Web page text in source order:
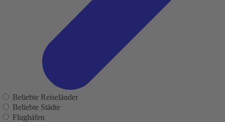
Beliebte Reiseländer
Beliebte Städte
Flughäfen